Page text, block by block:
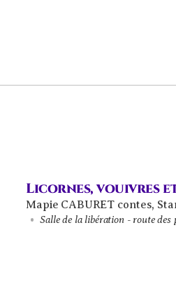
Licornes, vouivres
Mapie CABURET contes,
Salle de la libération - route